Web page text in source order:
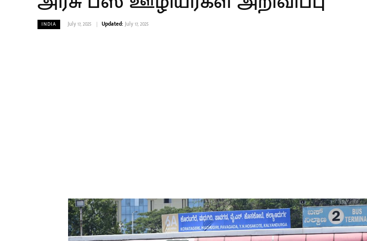
INDIA July 17, 2025 Updated: July 17, 2025